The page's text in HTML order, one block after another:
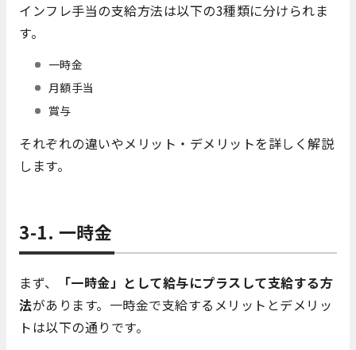
インフレ手当の支給方法は以下の3種類に分けられま
す。
一時金
月額手当
賞与
それぞれの違いやメリット・デメリットを詳しく解説
します。
3-1. 一時金
まず、
「一時金」として給与にプラスして支給する方
法があります。一時金で支給するメリットとデメリッ
トは以下の通りです。